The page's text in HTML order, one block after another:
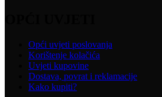
Opći uvjeti poslovanja
Korištenje kolačića
Uvjeti kupovine
Dostava, povrat i reklamacije
Kako kupiti?